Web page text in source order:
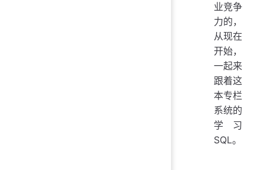
业竞争
力的，
从现在
开始，
一起来
跟着这
本专栏
系统的
学习
SQL。